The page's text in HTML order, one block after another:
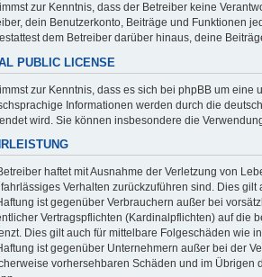
zur Kenntnis, dass der Betreiber keine
dein Benutzerkonto, Beiträge und Funktionen
dem Betreiber darüber hinaus, deine
PUBLIC LICENSE
zur Kenntnis, dass es sich bei phpBB um eine
Informationen werden durch die
wird. Sie können insbesondere die
haftet mit Ausnahme der Verletzung von
Verhalten zurückzuführen sind. Dies
ist gegenüber Verbrauchern außer bei
Vertragspflichten (Kardinalpflichten) auf die
Dies gilt auch für mittelbare Folgeschäden wie
ist gegenüber Unternehmern außer bei der
vorhersehbaren Schäden und im Übrigen